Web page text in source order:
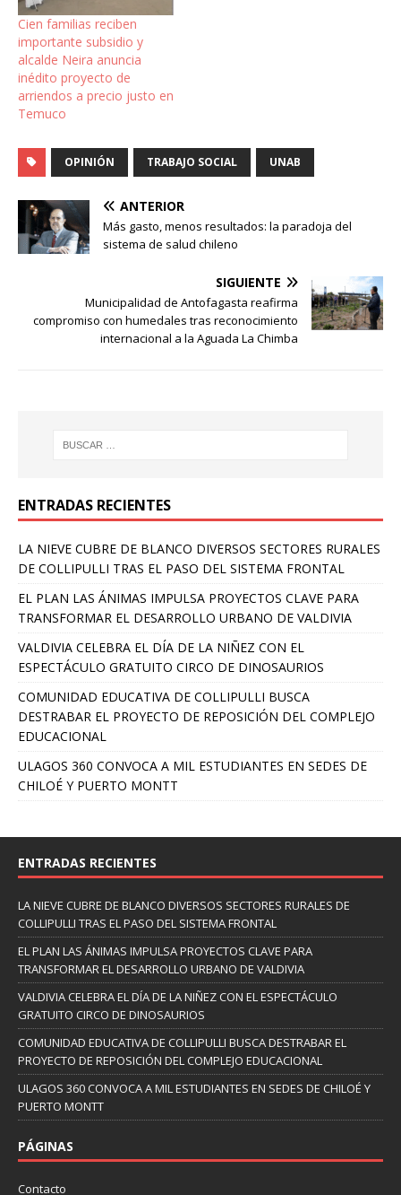
Cien familias reciben
importante subsidio y
alcalde Neira anuncia
inédito proyecto de
arriendos a precio justo en
Temuco
OPINIÓN TRABAJO SOCIAL UNAB
ANTERIOR
Más gasto, menos resultados: la paradoja del
sistema de salud chileno
SIGUIENTE
Municipalidad de Antofagasta reafirma
compromiso con humedales tras reconocimiento
internacional a la Aguada La Chimba
ENTRADAS RECIENTES
LA NIEVE CUBRE DE BLANCO DIVERSOS SECTORES RURALES
DE COLLIPULLI TRAS EL PASO DEL SISTEMA FRONTAL
EL PLAN LAS ÁNIMAS IMPULSA PROYECTOS CLAVE PARA
TRANSFORMAR EL DESARROLLO URBANO DE VALDIVIA
VALDIVIA CELEBRA EL DÍA DE LA NIÑEZ CON EL
ESPECTÁCULO GRATUITO CIRCO DE DINOSAURIOS
COMUNIDAD EDUCATIVA DE COLLIPULLI BUSCA
DESTRABAR EL PROYECTO DE REPOSICIÓN DEL COMPLEJO
EDUCACIONAL
ULAGOS 360 CONVOCA A MIL ESTUDIANTES EN SEDES DE
CHILOÉ Y PUERTO MONTT
ENTRADAS RECIENTES
LA NIEVE CUBRE DE BLANCO DIVERSOS SECTORES RURALES DE
COLLIPULLI TRAS EL PASO DEL SISTEMA FRONTAL
EL PLAN LAS ÁNIMAS IMPULSA PROYECTOS CLAVE PARA
TRANSFORMAR EL DESARROLLO URBANO DE VALDIVIA
VALDIVIA CELEBRA EL DÍA DE LA NIÑEZ CON EL ESPECTÁCULO
GRATUITO CIRCO DE DINOSAURIOS
COMUNIDAD EDUCATIVA DE COLLIPULLI BUSCA DESTRABAR EL
PROYECTO DE REPOSICIÓN DEL COMPLEJO EDUCACIONAL
ULAGOS 360 CONVOCA A MIL ESTUDIANTES EN SEDES DE CHILOÉ Y
PUERTO MONTT
PÁGINAS
Contacto